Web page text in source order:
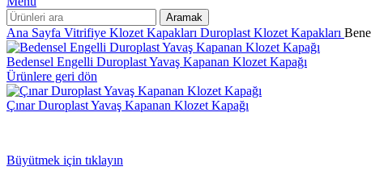
Aramak
Ana Sayfa Vitrifiye Klozet Kapakları Duroplast Klozet Kapakları
Bedensel Engelli Duroplast Yavaş Kapanan Klozet Kapağı
Ürünlere geri dön
Çınar Duroplast Yavaş Kapanan Klozet Kapağı
Büyütmek için tıklayın